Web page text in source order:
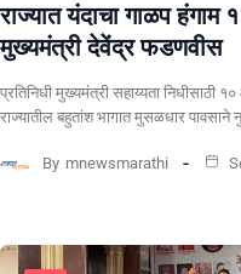
राज्यात यंदाचा गाळप
मुख्यमंत्री देवेंद्र फडणवीस
प्रतिनिधी मुख्यमंत्री सहाय्यता निधीसाठी
राज्यातील बहुतांश भागात मुसळधार
By mnewsmarathi